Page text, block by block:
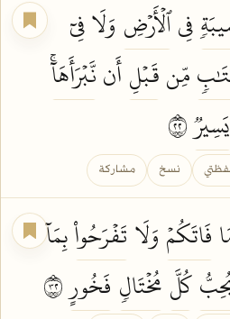
فِيٱلۡأَرۡضِ وَلَا فِيٓ
مِّنقَبۡلِأَننَّبۡرَأَهَآۚ
يَسِيرٞ٢٢
نسخ مشاركة
فَاتَكُمۡ وَلَا تَفۡرَحُواْبِمَآ
كُلَّ مُخۡتَالٖ فَخُورٍ